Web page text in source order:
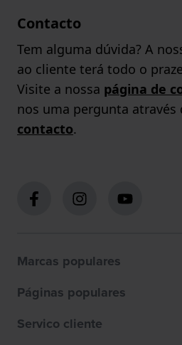
Contacto
Tem alguma dúvida? A
ao cliente terá todo o
Visite a nossa página de
nos uma pergunta através
contacto.
Marcas populares
Páginas populares
Servico cliente